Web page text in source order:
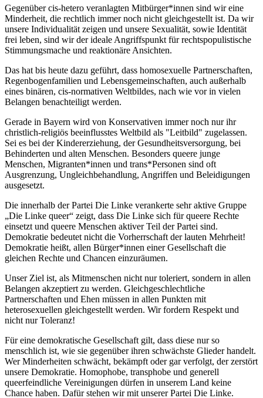
Gegenüber cis-hetero veranlagten Mitbürger*innen sind wir eine
Minderheit, die rechtlich immer noch nicht gleichgestellt ist. Da wir
unsere Individualität zeigen und unsere Sexualität, sowie Identität
frei leben, sind wir der ideale Angriffspunkt für rechtspopulistische
Stimmungsmache und reaktionäre Ansichten.
Das hat bis heute dazu geführt, dass homosexuelle Partnerschaften,
Regenbogenfamilien und Lebensgemeinschaften, auch außerhalb
eines binären, cis-normativen Weltbildes, nach wie vor in vielen
Belangen benachteiligt werden.
Gerade in Bayern wird von Konservativen immer noch nur ihr
christlich-religiös beeinflusstes Weltbild als "Leitbild" zugelassen.
Sei es bei der Kindererziehung, der Gesundheitsversorgung, bei
Behinderten und alten Menschen. Besonders queere junge
Menschen, Migranten*innen und trans*Personen sind oft
Ausgrenzung, Ungleichbehandlung, Angriffen und Beleidigungen
ausgesetzt.
Die innerhalb der Partei Die Linke verankerte sehr aktive Gruppe
„Die Linke queer“ zeigt, dass Die Linke sich für queere Rechte
einsetzt und queere Menschen aktiver Teil der Partei sind.
Demokratie bedeutet nicht die Vorherrschaft der lauten Mehrheit!
Demokratie heißt, allen Bürger*innen einer Gesellschaft die
gleichen Rechte und Chancen einzuräumen.
Unser Ziel ist, als Mitmenschen nicht nur toleriert, sondern in allen
Belangen akzeptiert zu werden. Gleichgeschlechtliche
Partnerschaften und Ehen müssen in allen Punkten mit
heterosexuellen gleichgestellt werden. Wir fordern Respekt und
nicht nur Toleranz!
Für eine demokratische Gesellschaft gilt, dass diese nur so
menschlich ist, wie sie gegenüber ihren schwächste Glieder handelt.
Wer Minderheiten schwächt, bekämpft oder gar verfolgt, der zerstört
unsere Demokratie. Homophobe, transphobe und generell
queerfeindliche Vereinigungen dürfen in unserem Land keine
Chance haben. Dafür stehen wir mit unserer Partei Die Linke.